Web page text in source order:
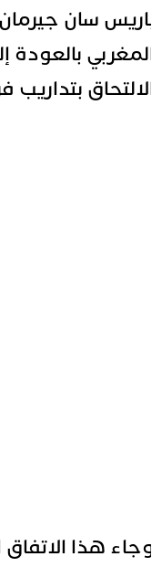
سان جيرمان
بالعودة
بتداريب
هذا الاتفاق